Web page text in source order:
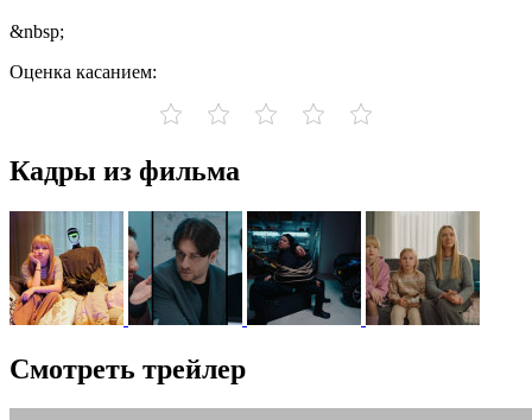
&nbsp;
Оценка касанием:
Кадры из фильма
Смотреть трейлер